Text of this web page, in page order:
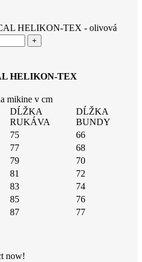
HELIKON-TEX - olivová
HELIKON-TEX
mikine v cm
DĹŽKA
RUKÁVA
DĹŽKA
BUNDY
75
66
77
68
79
70
81
72
83
74
85
76
87
77
now!